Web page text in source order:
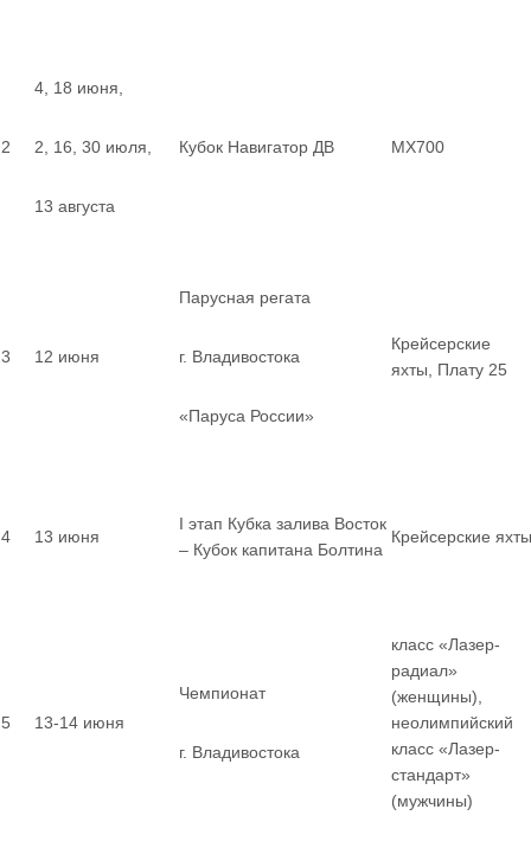
2
4, 18 июня,
2, 16, 30 июля,
13 августа
Кубок Навигатор ДВ MX700
3 12 июня
Парусная регата
г. Владивостока
«Паруса России»
Крейсерские
яхты, Плату 25
4 13 июня
I этап Кубка залива Восток
– Кубок капитана Болтина
Крейсерские яхты
5 13-14 июня
Чемпионат
г. Владивостока
класс «Лазер-
радиал»
(женщины),
неолимпийский
класс «Лазер-
стандарт»
(мужчины)